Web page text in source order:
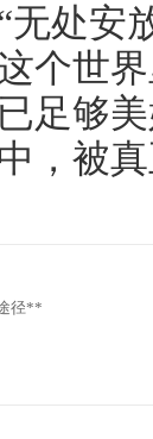
处安
个世
足够
，被
径**